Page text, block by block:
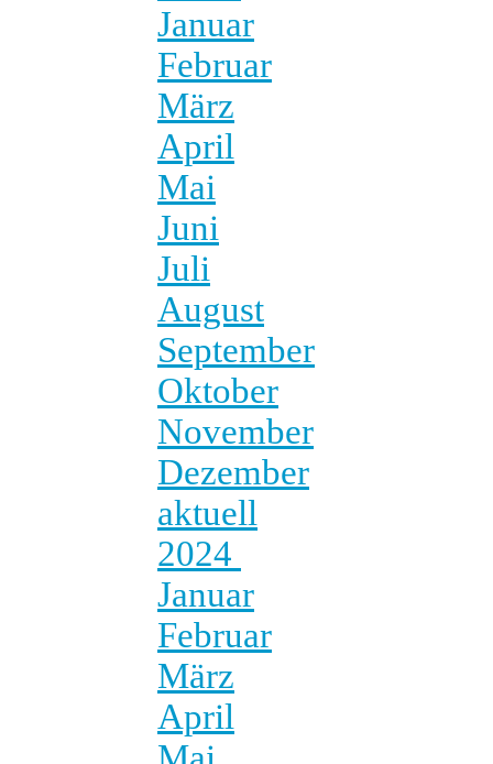
Januar
Februar
März
April
Mai
Juni
Juli
August
September
Oktober
November
Dezember
aktuell
2024
Januar
Februar
März
April